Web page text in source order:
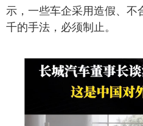
示，一些车企采用造假、不
千的手法，必须制止。